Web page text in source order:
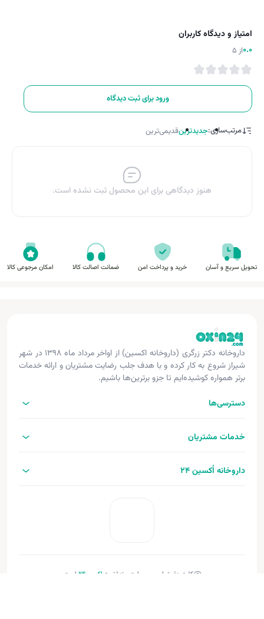
امتیاز و دیدگاه کاربران
0.0از 5
ورود برای ثبت دیدگاه
مرتب‌سازی:جدیدترینقدیمی‌ترین
هنوز دیدگاهی برای این محصول ثبت نشده است.
تحویل سریع و آسان خرید و پرداخت امن ضمانت اصالت کالا امکان مرجوعی کالا
داروخانه دکتر زرگری (داروخانه اکسین) از اواخر مرداد ماه ۱۳۹۸ در شهر
شیراز شروع به کار کرده و با هدف جلب رضایت مشتریان و ارائه خدمات
برتر همواره کوشیده‌ایم تا جزو برترین‌ها باشیم.
دسترسی‌ها
خدمات مشتریان
داروخانه اُکسین 24
کلیه حقوق این وب‌سایت متعلق به اکسین‌24
است.